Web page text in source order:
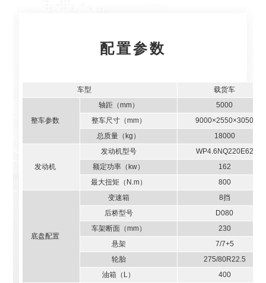
配置参数
车型 载货车
整车参数
轴距（mm）
5000
整车尺寸（mm）
9000×2550×3050
总质量（kg）
18000
发动机
发动机型号
WP4.6NQ220E62
额定功率（kw）
162
最大扭矩（N.m）
800
底盘配置
变速箱
8挡
后桥型号
D080
车架断面（mm）
230
悬架
7/7+5
轮胎
275/80R22.5
油箱（L）
400